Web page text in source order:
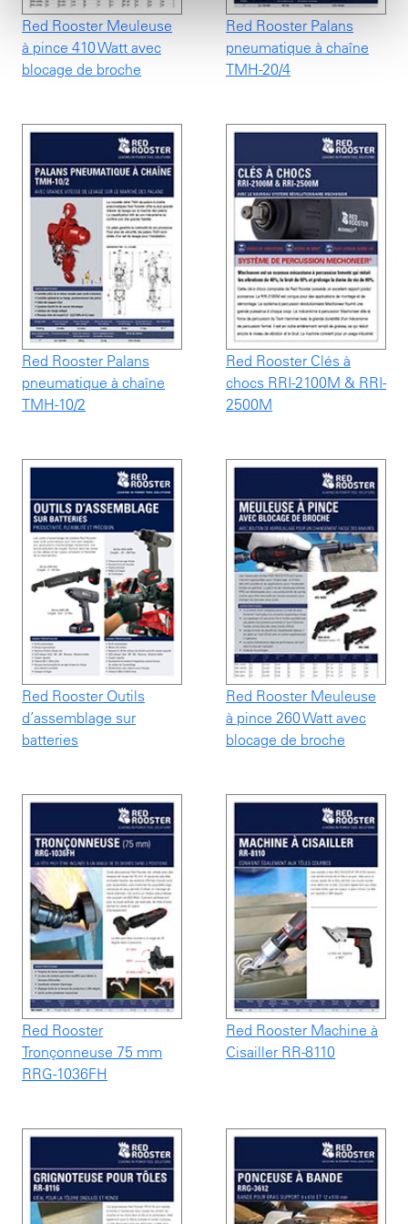
Red Rooster Meuleuse
à pince 410 Watt avec
blocage de broche
Red Rooster Palans
pneumatique à chaîne
TMH-20/4
Red Rooster Palans
pneumatique à chaîne
TMH-10/2
Red Rooster Clés à
chocs RRI-2100M & RRI-
2500M
Red Rooster Outils
d’assemblage sur
batteries
Red Rooster Meuleuse
à pince 260 Watt avec
blocage de broche
Red Rooster
Tronçonneuse 75 mm
RRG-1036FH
Red Rooster Machine à
Cisailler RR-8110